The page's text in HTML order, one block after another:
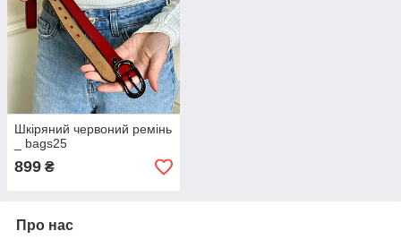
Шкіряний червоний ремінь
_ bags25
899 ₴
Про нас